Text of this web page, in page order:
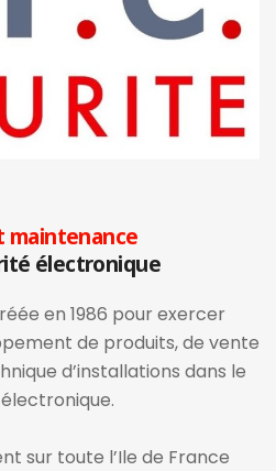
maintenance
électronique
en 1986 pour exercer
de produits, de vente
d’installations dans le
sur toute l’Ile de France